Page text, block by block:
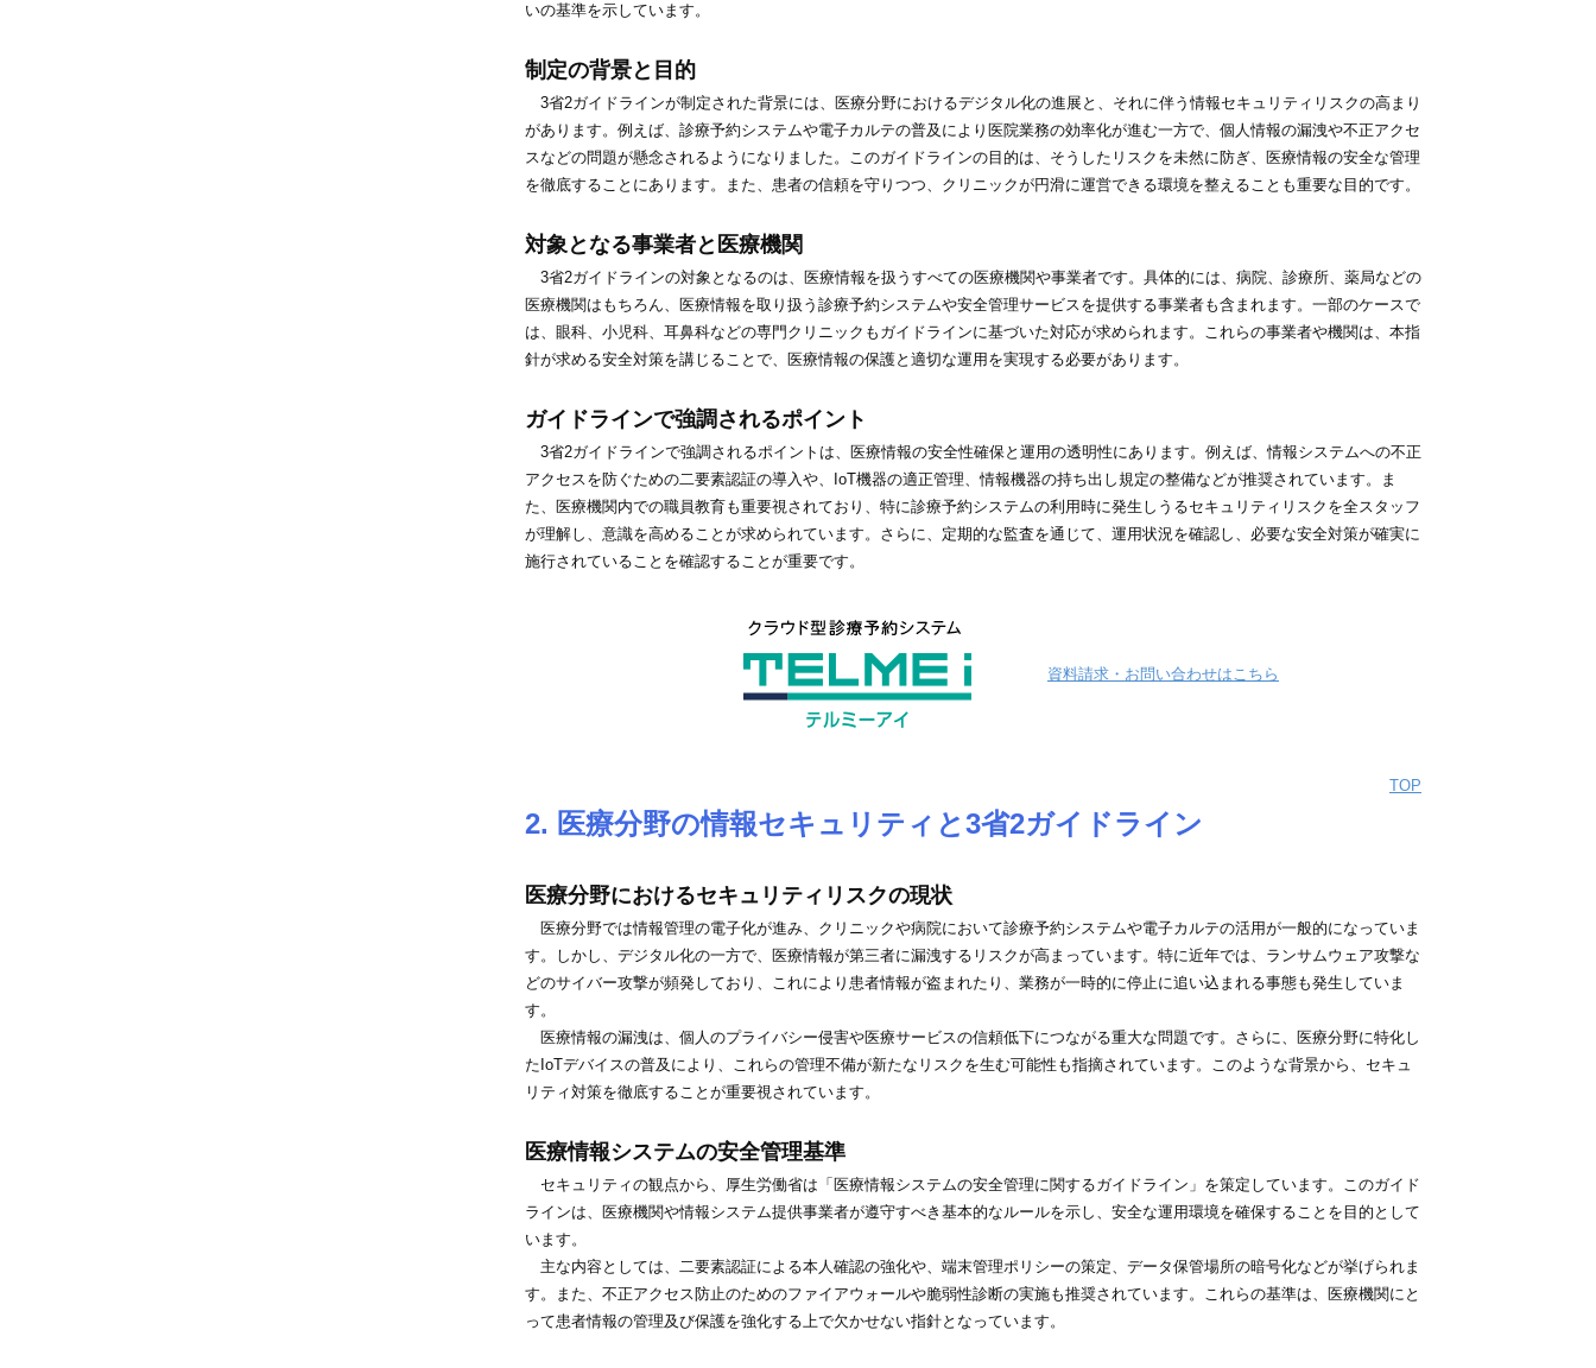
いの基準を示しています。
制定の背景と目的
3省2ガイドラインが制定された背景には、医療分野におけるデジタル化の進展と、それに伴う情報セキュリティリスクの高まり
があります。例えば、診療予約システムや電子カルテの普及により医院業務の効率化が進む一方で、個人情報の漏洩や不正アクセ
スなどの問題が懸念されるようになりました。このガイドラインの目的は、そうしたリスクを未然に防ぎ、医療情報の安全な管理
を徹底することにあります。また、患者の信頼を守りつつ、クリニックが円滑に運営できる環境を整えることも重要な目的です。
対象となる事業者と医療機関
3省2ガイドラインの対象となるのは、医療情報を扱うすべての医療機関や事業者です。具体的には、病院、診療所、薬局などの
医療機関はもちろん、医療情報を取り扱う診療予約システムや安全管理サービスを提供する事業者も含まれます。一部のケースで
は、眼科、小児科、耳鼻科などの専門クリニックもガイドラインに基づいた対応が求められます。これらの事業者や機関は、本指
針が求める安全対策を講じることで、医療情報の保護と適切な運用を実現する必要があります。
ガイドラインで強調されるポイント
3省2ガイドラインで強調されるポイントは、医療情報の安全性確保と運用の透明性にあります。例えば、情報システムへの不正
アクセスを防ぐための二要素認証の導入や、IoT機器の適正管理、情報機器の持ち出し規定の整備などが推奨されています。ま
た、医療機関内での職員教育も重要視されており、特に診療予約システムの利用時に発生しうるセキュリティリスクを全スタッフ
が理解し、意識を高めることが求められています。さらに、定期的な監査を通じて、運用状況を確認し、必要な安全対策が確実に
施行されていることを確認することが重要です。
資料請求・お問い合わせはこちら
TOP
2. 医療分野の情報セキュリティと3省2ガイドライン
医療分野におけるセキュリティリスクの現状
医療分野では情報管理の電子化が進み、クリニックや病院において診療予約システムや電子カルテの活用が一般的になっていま
す。しかし、デジタル化の一方で、医療情報が第三者に漏洩するリスクが高まっています。特に近年では、ランサムウェア攻撃な
どのサイバー攻撃が頻発しており、これにより患者情報が盗まれたり、業務が一時的に停止に追い込まれる事態も発生していま
す。
医療情報の漏洩は、個人のプライバシー侵害や医療サービスの信頼低下につながる重大な問題です。さらに、医療分野に特化し
たIoTデバイスの普及により、これらの管理不備が新たなリスクを生む可能性も指摘されています。このような背景から、セキュ
リティ対策を徹底することが重要視されています。
医療情報システムの安全管理基準
セキュリティの観点から、厚生労働省は「医療情報システムの安全管理に関するガイドライン」を策定しています。このガイド
ラインは、医療機関や情報システム提供事業者が遵守すべき基本的なルールを示し、安全な運用環境を確保することを目的として
います。
主な内容としては、二要素認証による本人確認の強化や、端末管理ポリシーの策定、データ保管場所の暗号化などが挙げられま
す。また、不正アクセス防止のためのファイアウォールや脆弱性診断の実施も推奨されています。これらの基準は、医療機関にと
って患者情報の管理及び保護を強化する上で欠かせない指針となっています。